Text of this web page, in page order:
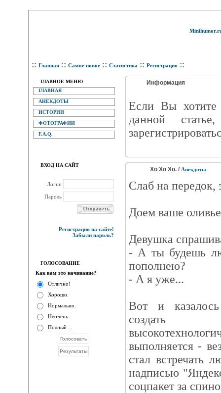
:: Главная :: Самое новое :: Статистика :: Регистрация ::
ГЛАВНОЕ МЕНЮ
ГЛАВНАЯ
АНЕКДОТЫ
ИСТОРИИ
ФОТОГРАФИИ
F.A.Q.
ВХОД НА САЙТ
Логин
Пароль
Регистрация на сайте!
Забыли пароль?
ГОЛОСОВАНИЕ
Как вам это начинание?
Отлично!
Хорошо.
Нормально.
Неочень.
Полный ...
Информация
Eсли Вы хотите
данной
Хо Хо Хо. / Анекдоты
Слаб на передок,
Доем ваше
Девушка
- А ты будешь
пополнею?
- А я уже...
Вот и
создать
выполняется -
стал встречать
надписью
соцпакет за